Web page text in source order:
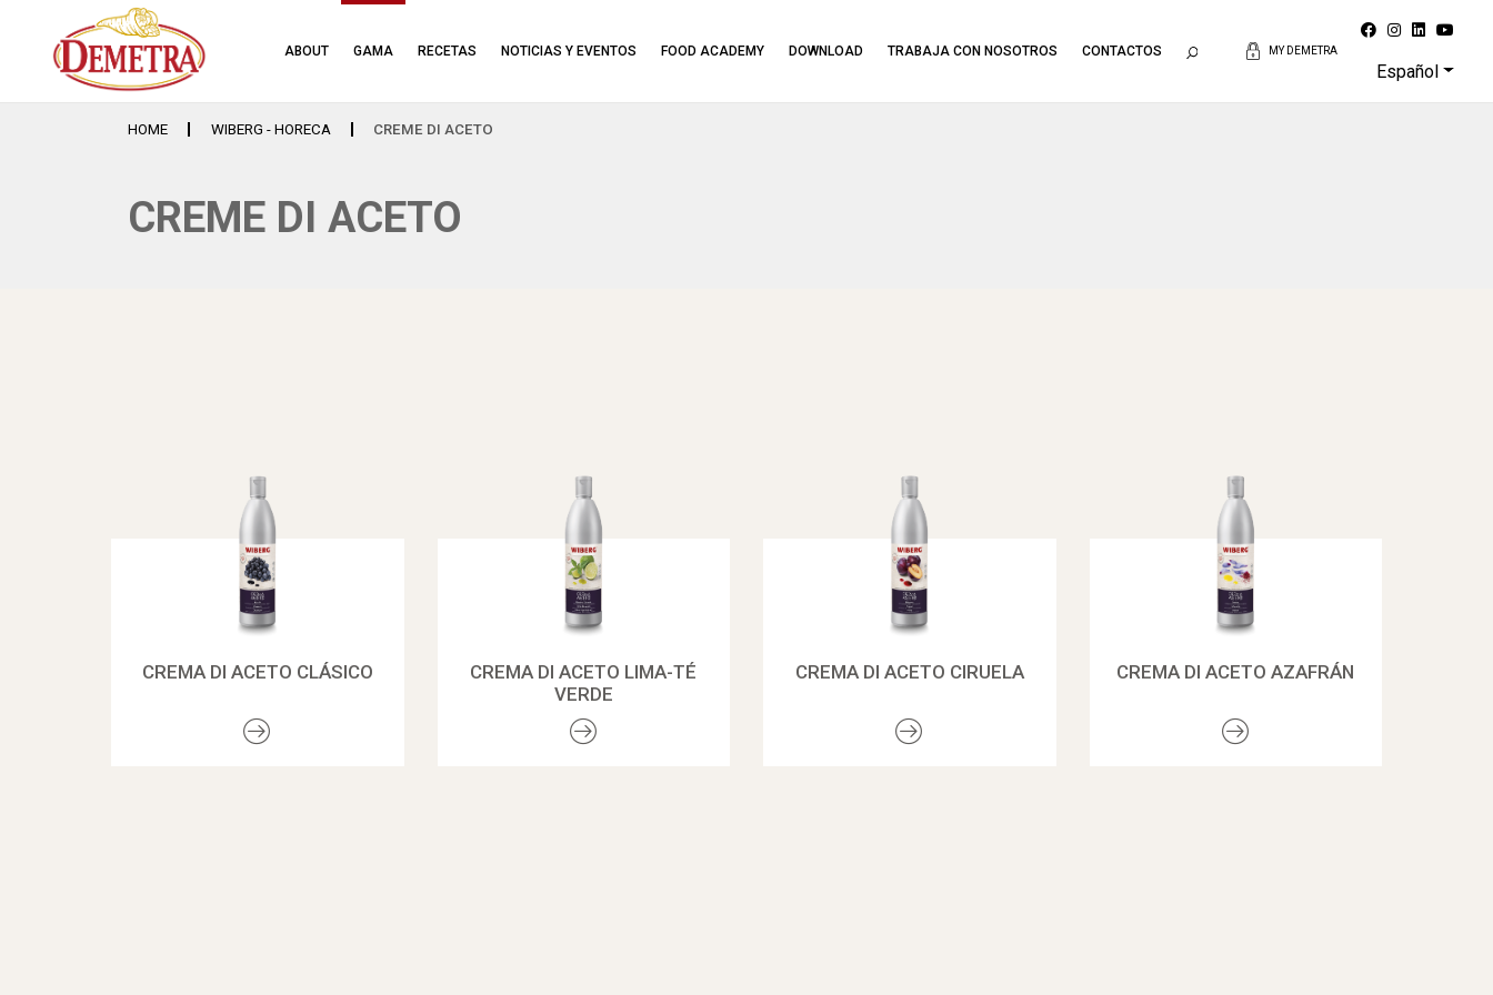
ABOUT GAMA RECETAS NOTICIAS Y EVENTOS FOOD ACADEMY DOWNLOAD TRABAJA CON NOSOTROS CONTACTOS MY DEMETRA
Español
HOME WIBERG - HORECA CREME DI ACETO
CREME DI ACETO
CREMA DI ACETO CLÁSICO
CREMA DI ACETO LIMA-TÉ
VERDE
CREMA DI ACETO CIRUELA CREMA DI ACETO AZAFRÁN